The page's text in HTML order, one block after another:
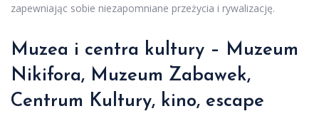
zapewniając sobie niezapomniane przeżycia i rywalizację.
Muzea i centra kultury – Muzeum
Nikifora, Muzeum Zabawek,
Centrum Kultury, kino, escape